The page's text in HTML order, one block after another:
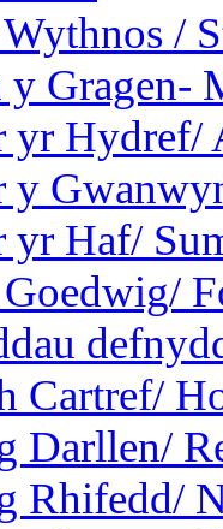
/
y Gragen-
yr Hydref/
y
yr Haf/
Cartref/
Darllen/
Rhifedd/